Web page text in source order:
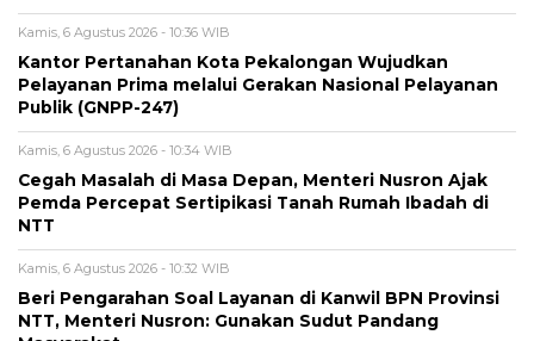
Kamis, 6 Agustus 2026 - 10:36 WIB
Kantor Pertanahan Kota Pekalongan Wujudkan
Pelayanan Prima melalui Gerakan Nasional Pelayanan
Publik (GNPP-247)
Kamis, 6 Agustus 2026 - 10:34 WIB
Cegah Masalah di Masa Depan, Menteri Nusron Ajak
Pemda Percepat Sertipikasi Tanah Rumah Ibadah di
NTT
Kamis, 6 Agustus 2026 - 10:32 WIB
Beri Pengarahan Soal Layanan di Kanwil BPN Provinsi
NTT, Menteri Nusron: Gunakan Sudut Pandang